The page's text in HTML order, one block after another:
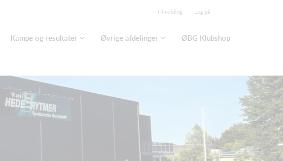
Tilmelding Log på
Kampe og resultater Øvrige afdelinger ØBG Klubshop